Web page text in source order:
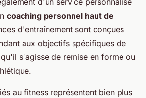
coaching personnel haut de
d'entraînement sont conçues
aux objectifs spécifiques de
s'agisse de remise en forme ou
au fitness représentent bien plus